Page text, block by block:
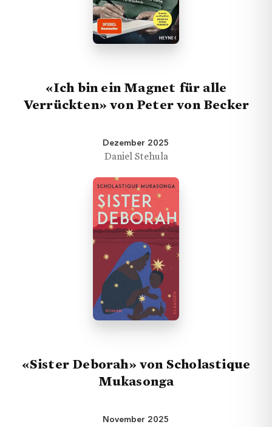
Geschichten
Rubriken
«Ich bin ein Magnet für alle
Verrückten» von Peter von Becker
Dezember 2025
Daniel Stehula
«Sister Deborah» von Scholastique
Mukasonga
November 2025